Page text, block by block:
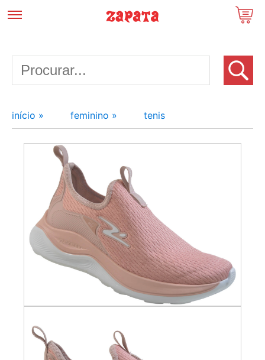
início » feminino » tenis